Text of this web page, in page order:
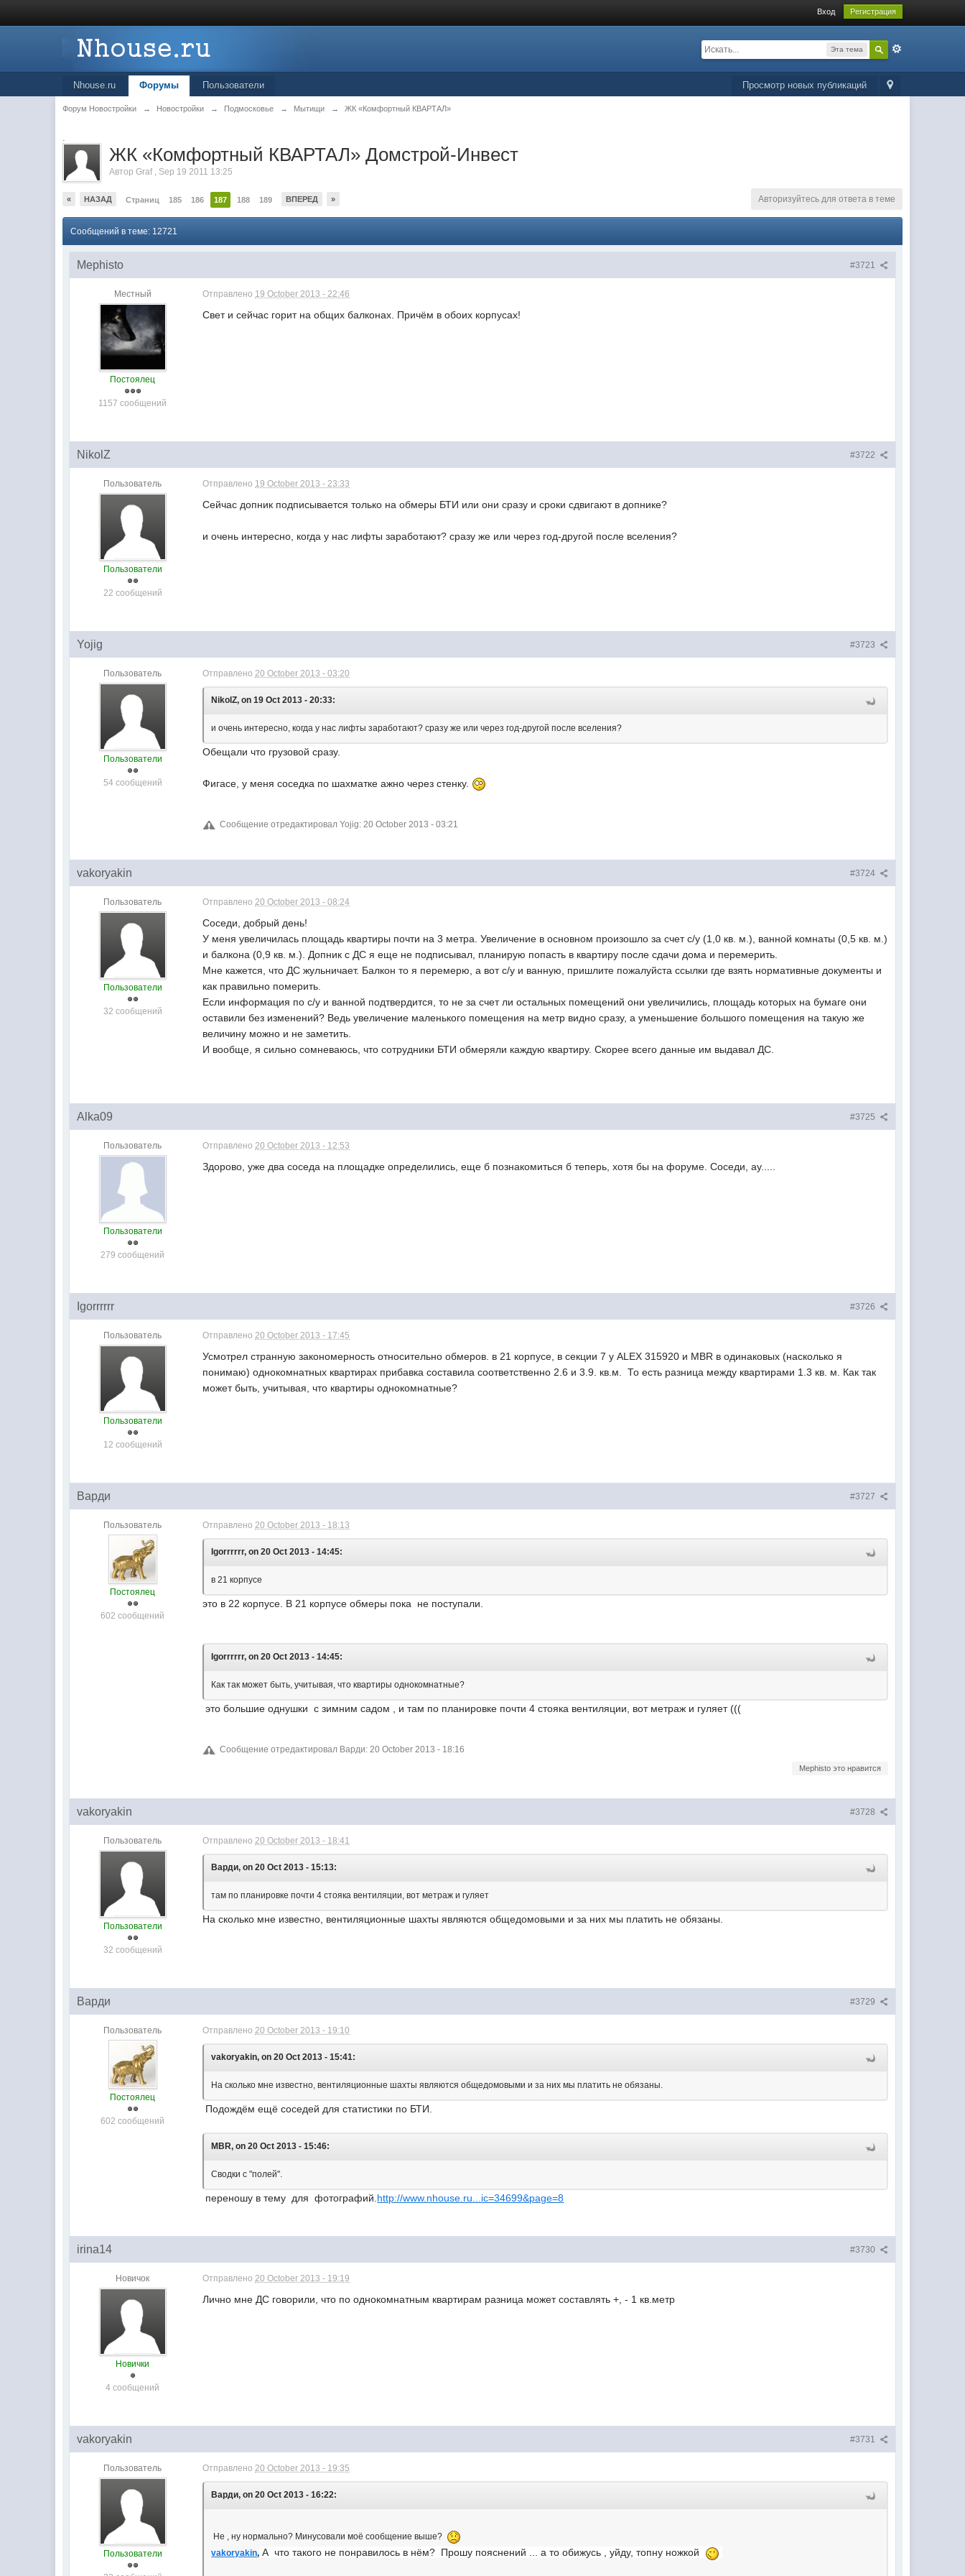
Вход Регистрация
Эта тема
Просмотр новых публикаций
Nhouse.ru Форумы Пользователи
Форум Новостройки → Новостройки → Подмосковье → Мытищи → ЖК «Комфортный КВАРТАЛ»
.
ЖК «Комфортный КВАРТАЛ» Домстрой-Инвест
АвторGraf , Sep 19 2011 13:25
« НАЗАД Страниц 185 186 187 188 189 ВПЕРЕД » Авторизуйтесь для ответа в теме
Сообщений в теме: 12721
#3721
Mephisto
Местный
Постоялец
1157 сообщений
Отправлено 19 October 2013 - 22:46
Свет и сейчас горит на общих балконах. Причём в обоих корпусах!
#3722
NikolZ
Пользователь
Пользователи
22 сообщений
Отправлено 19 October 2013 - 23:33
Сейчас допник подписывается только на обмеры БТИ или они сразу и сроки сдвигают в допнике?
и очень интересно, когда у нас лифты заработают? сразу же или через год-другой после вселения?
#3723
Yojig
Пользователь
Пользователи
54 сообщений
Отправлено20 October 2013 - 03:20
NikolZ, on 19 Oct 2013 - 20:33:
и очень интересно, когда у нас лифты заработают? сразу же или через год-другой после вселения?
Обещали что грузовой сразу.
Фигасе, у меня соседка по шахматке ажно через стенку.
Сообщение отредактировал Yojig: 20 October 2013 - 03:21
#3724
vakoryakin
Пользователь
Пользователи
32 сообщений
Отправлено20 October 2013 - 08:24
Соседи, добрый день!
У меня увеличилась площадь квартиры почти на 3 метра. Увеличение в основном произошло за счет с/у (1,0 кв. м.), ванной комнаты (0,5 кв. м.)
и балкона (0,9 кв. м.). Допник с ДС я еще не подписывал, планирую попасть в квартиру после сдачи дома и перемерить.
Мне кажется, что ДС жульничает. Балкон то я перемерю, а вот с/у и ванную, пришлите пожалуйста ссылки где взять нормативные документы и
как правильно померить.
Если информация по с/у и ванной подтвердится, то не за счет ли остальных помещений они увеличились, площадь которых на бумаге они
оставили без изменений? Ведь увеличение маленького помещения на метр видно сразу, а уменьшение большого помещения на такую же
величину можно и не заметить.
И вообще, я сильно сомневаюсь, что сотрудники БТИ обмеряли каждую квартиру. Скорее всего данные им выдавал ДС.
#3725
Alka09
Пользователь
Пользователи
279 сообщений
Отправлено20 October 2013 - 12:53
Здорово, уже два соседа на площадке определились, еще б познакомиться б теперь, хотя бы на форуме. Соседи, ау.....
#3726
Igorrrrrr
Пользователь
Пользователи
12 сообщений
Отправлено20 October 2013 - 17:45
Усмотрел странную закономерность относительно обмеров. в 21 корпусе, в секции 7 у ALEX 315920 и MBR в одинаковых (насколько я
понимаю) однокомнатных квартирах прибавка составила соответственно 2.6 и 3.9. кв.м. То есть разница между квартирами 1.3 кв. м. Как так
может быть, учитывая, что квартиры однокомнатные?
#3727
Варди
Пользователь
Постоялец
602 сообщений
Отправлено20 October 2013 - 18:13
Igorrrrrr, on 20 Oct 2013 - 14:45:
в 21 корпусе
это в 22 корпусе. В 21 корпусе обмеры пока не поступали.
Igorrrrrr, on 20 Oct 2013 - 14:45:
Как так может быть, учитывая, что квартиры однокомнатные?
это большие однушки с зимним садом , и там по планировке почти 4 стояка вентиляции, вот метраж и гуляет (((
Сообщение отредактировал Варди: 20 October 2013 - 18:16
Mephisto это нравится
#3728
vakoryakin
Пользователь
Пользователи
32 сообщений
Отправлено20 October 2013 - 18:41
Варди, on 20 Oct 2013 - 15:13:
там по планировке почти 4 стояка вентиляции, вот метраж и гуляет
На сколько мне известно, вентиляционные шахты являются общедомовыми и за них мы платить не обязаны.
#3729
Варди
Пользователь
Постоялец
602 сообщений
Отправлено20 October 2013 - 19:10
vakoryakin, on 20 Oct 2013 - 15:41:
На сколько мне известно, вентиляционные шахты являются общедомовыми и за них мы платить не обязаны.
Подождём ещё соседей для статистики по БТИ.
MBR, on 20 Oct 2013 - 15:46:
Сводки с "полей".
переношу в тему для фотографий.http://www.nhouse.ru...ic=34699&page=8
#3730
irina14
Новичок
Новички
4 сообщений
Отправлено20 October 2013 - 19:19
Лично мне ДС говорили, что по однокомнатным квартирам разница может составлять +, - 1 кв.метр
#3731
vakoryakin
Пользователь
Пользователи
Отправлено20 October 2013 - 19:35
Варди, on 20 Oct 2013 - 16:22:
Не , ну нормально? Минусовали моё сообщение выше?
vakoryakin, А что такого не понравилось в нём? Прошу пояснений ... а то обижусь , уйду, топну ножкой